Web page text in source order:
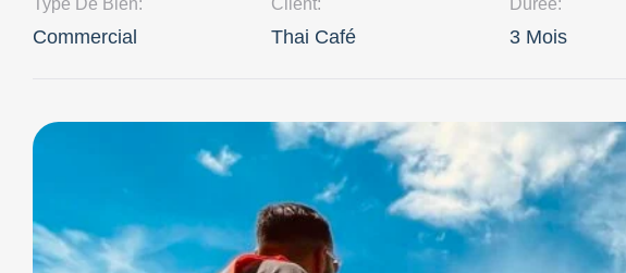
Type De Bien:
Commercial
Client:
Thai Café
Durée:
3 Mois